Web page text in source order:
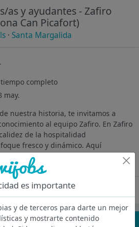
as y ayudantes - Zafiro
Can Picafort)
· Santa Margalida
completo
may.
nuestra historia, te invitamos a
al equipo Zafiro. En Zafiro
de la hospitalidad
fresco y dinámico. Aquí
Oferta desactivada
es importante
y de terceros para darte un mejor
y mostrarte contenido